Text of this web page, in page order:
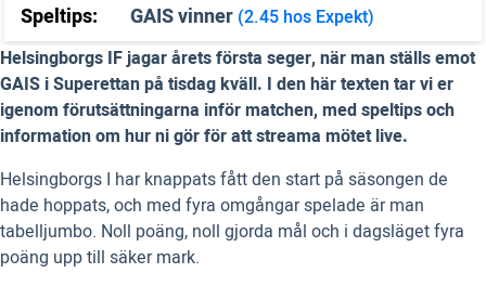
Speltips: GAIS vinner (2.45 hos Expekt)
Helsingborgs IF jagar årets första seger, när man ställs emot
GAIS i Superettan på tisdag kväll. I den här texten tar vi er
igenom förutsättningarna inför matchen, med speltips och
information om hur ni gör för att streama mötet live.
Helsingborgs I har knappats fått den start på säsongen de
hade hoppats, och med fyra omgångar spelade är man
tabelljumbo. Noll poäng, noll gjorda mål och i dagsläget fyra
poäng upp till säker mark.